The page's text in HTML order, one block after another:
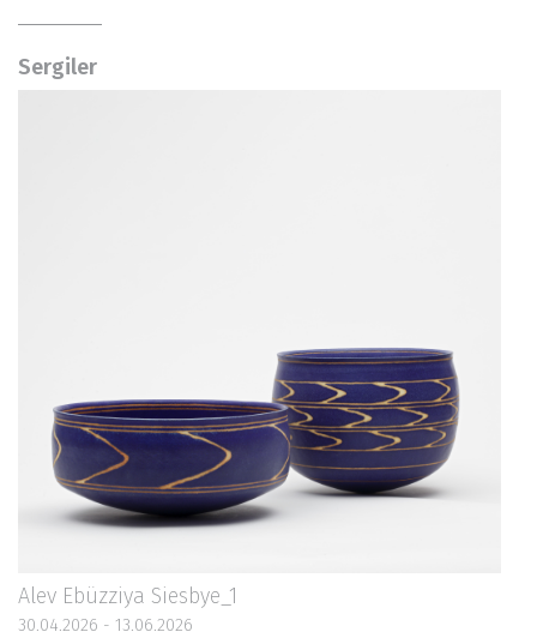
Sergiler
Alev Ebüzziya Siesbye_1
30.04.2026 - 13.06.2026